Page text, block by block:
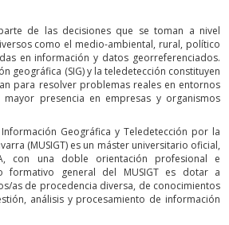
de las decisiones que se toman a nivel
como el medio-ambiental, rural, político
en información y datos georreferenciados.
geográfica (SIG) y la teledetección constituyen
para resolver problemas reales en entornos
presencia en empresas y organismos
Geográfica y Teledetección por la
(MUSIGT) es un máster universitario oficial,
con una doble orientación profesional e
formativo general del MUSIGT es dotar a
as de procedencia diversa, de conocimientos
análisis y procesamiento de información